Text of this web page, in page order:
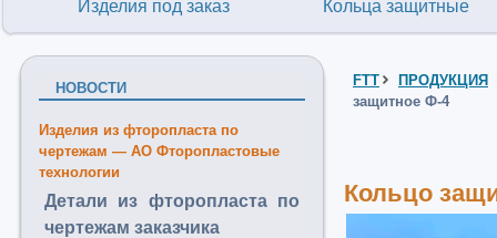
Изделия под заказ Кольца защитные
НОВОСТИ
Изделия из фторопласта по
чертежам — АО Фторопластовые
технологии
Детали из фторопласта по
чертежам заказчика
FTT
ПРОДУКЦИЯ
защитное Ф-4
Кольцо